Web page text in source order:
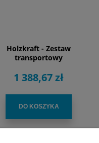
Holzkraft - Zestaw
transportowy
1 388,67 zł
DO KOSZYKA